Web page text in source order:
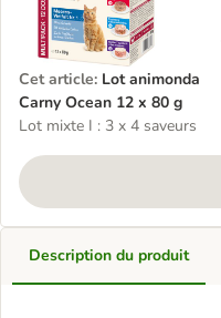
Cet article: Lot animonda
Carny Ocean 12 x 80 g
Lot mixte I : 3 x 4 saveurs
Description du produit